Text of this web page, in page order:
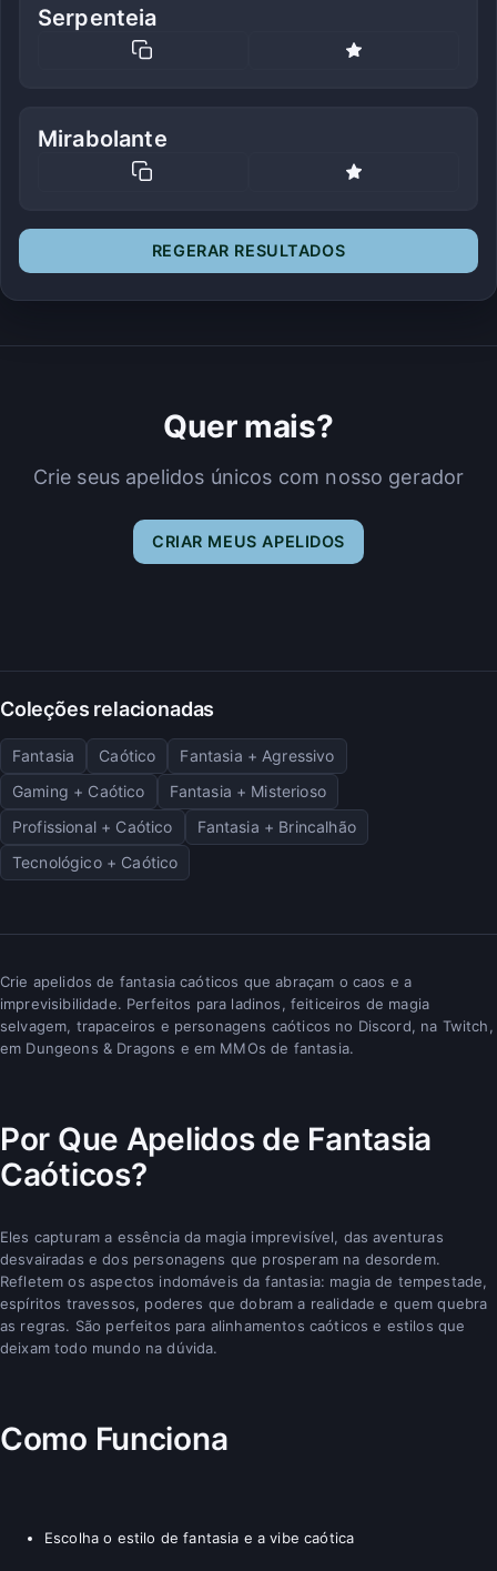
Serpenteia
Mirabolante
REGERAR RESULTADOS
Quer mais?
Crie seus apelidos únicos com nosso gerador
CRIAR MEUS APELIDOS
Coleções relacionadas
Fantasia Caótico
Fantasia + Agressivo
Gaming + Caótico
Fantasia + Misterioso
Profissional + Caótico
Fantasia + Brincalhão
Tecnológico + Caótico
Crie apelidos de fantasia caóticos que abraçam o caos e a
imprevisibilidade. Perfeitos para ladinos, feiticeiros de magia
selvagem, trapaceiros e personagens caóticos no Discord, na Twitch,
em Dungeons & Dragons e em MMOs de fantasia.
Por Que Apelidos de Fantasia
Caóticos?
Eles capturam a essência da magia imprevisível, das aventuras
desvairadas e dos personagens que prosperam na desordem.
Refletem os aspectos indomáveis da fantasia: magia de tempestade,
espíritos travessos, poderes que dobram a realidade e quem quebra
as regras. São perfeitos para alinhamentos caóticos e estilos que
deixam todo mundo na dúvida.
Como Funciona
Escolha o estilo de fantasia e a vibe caótica